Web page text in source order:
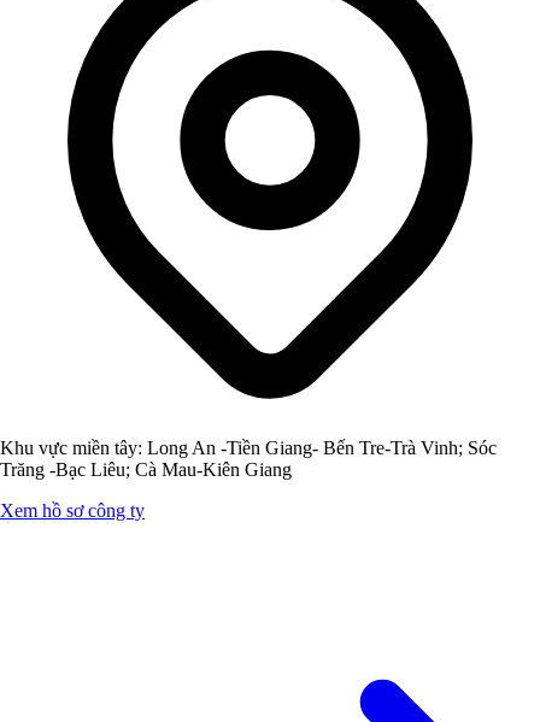
Khu vực miền tây: Long An -Tiền Giang- Bến Tre-Trà Vinh; Sóc
Trăng -Bạc Liêu; Cà Mau-Kiên Giang
Xem hồ sơ công ty